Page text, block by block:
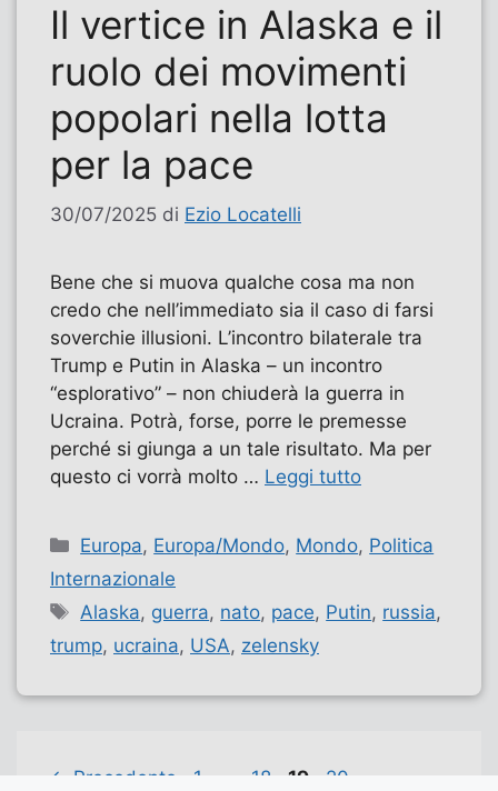
Il vertice in Alaska e il
ruolo dei movimenti
popolari nella lotta
per la pace
30/07/2025 di Ezio Locatelli
Bene che si muova qualche cosa ma non
credo che nell’immediato sia il caso di farsi
soverchie illusioni. L’incontro bilaterale tra
Trump e Putin in Alaska – un incontro
“esplorativo” – non chiuderà la guerra in
Ucraina. Potrà, forse, porre le premesse
perché si giunga a un tale risultato. Ma per
questo ci vorrà molto … Leggi tutto
Categorie
Europa, Europa/Mondo, Mondo, Politica
Internazionale
Tag
Alaska, guerra, nato, pace, Putin, russia,
trump, ucraina, USA, zelensky
← Precedente Pagina
1 Pagina
18 Pagina
19 Pagina
20